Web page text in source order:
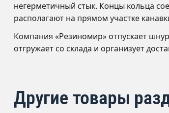
негерметичный стык. Концы кольца
располагают на прямом участке
Компания «Резиномир» отпускает
отгружает со склада и организует
Другие товары